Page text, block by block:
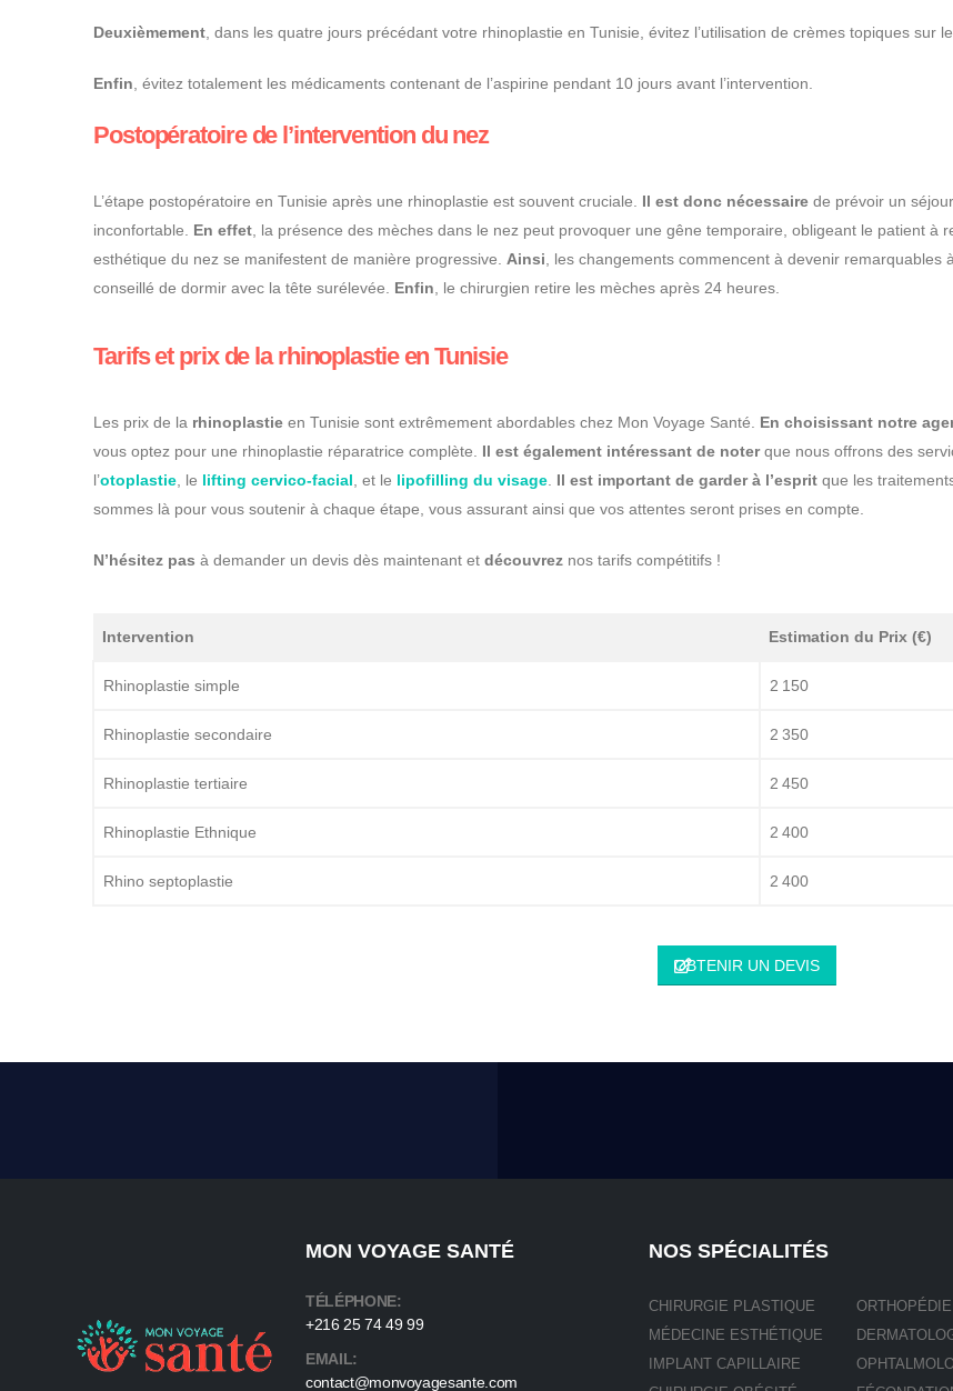
Deuxièmement , dans les quatre jours précédant votre rhinoplastie en Tunisie, évitez l’utilisation de crèmes topiques sur le
Enfin , évitez totalement les médicaments contenant de l’aspirine pendant 10 jours avant l’intervention.
Postopératoire de l’intervention du nez
L’étape postopératoire en Tunisie après une rhinoplastie est souvent cruciale. Il est donc nécessaire de prévoir un
inconfortable. En effet , la présence des mèches dans le nez peut provoquer une gêne temporaire, obligeant le patient à
esthétique du nez se manifestent de manière progressive. Ainsi , les changements commencent à devenir remarquables
conseillé de dormir avec la tête surélevée. Enfin , le chirurgien retire les mèches après 24 heures.
Tarifs et prix de la rhinoplastie en Tunisie
Les prix de la rhinoplastie en Tunisie sont extrêmement abordables chez Mon Voyage Santé. En choisissant notre
vous optez pour une rhinoplastie réparatrice complète. Il est également intéressant de noterque nous offrons des
l’otoplastie , le lifting cervico-facial , et le lipofilling du visage Il est important de garder à l’esprit que les
sommes là pour vous soutenir à chaque étape, vous assurant ainsi que vos attentes seront prises en compte.
N’hésitez pas à demander un devis dès maintenant et découvrez nos tarifs compétitifs !
Intervention Estimation du Prix (€)
Rhinoplastie simple 2 150
Rhinoplastie secondaire 2 350
Rhinoplastie tertiaire 2 450
Rhinoplastie Ethnique 2 400
Rhino septoplastie 2 400
OBTENIR UN DEVIS
MON VOYAGE SANTÉ
TÉLÉPHONE:
+216 25 74 49 99
EMAIL:
contact@monvoyagesante.com
NOS SPÉCIALITÉS
CHIRURGIE PLASTIQUE
MÉDECINE ESTHÉTIQUE
IMPLANT CAPILLAIRE
ORTHOPÉDIE